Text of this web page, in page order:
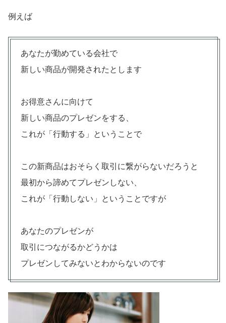
例えば
あなたが勤めている会社で
新しい商品が開発されたとします
お得意さんに向けて
新しい商品のプレゼンをする、
これが「行動する」ということで
この新商品はおそらく取引に繋がらないだろうと
最初から諦めてプレゼンしない、
これが「行動しない」ということですが
あなたのプレゼンが
取引につながるかどうかは
プレゼンしてみないとわからないのです